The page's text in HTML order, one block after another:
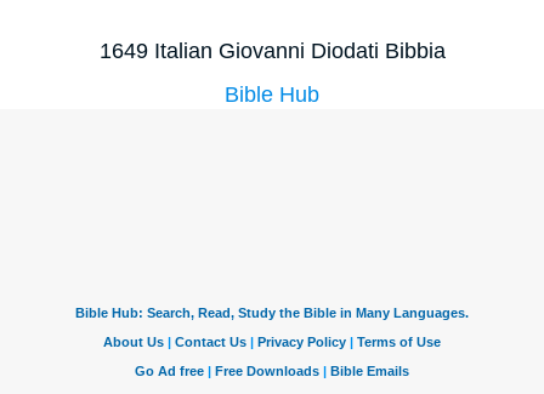
1649 Italian Giovanni Diodati Bibbia
Bible Hub